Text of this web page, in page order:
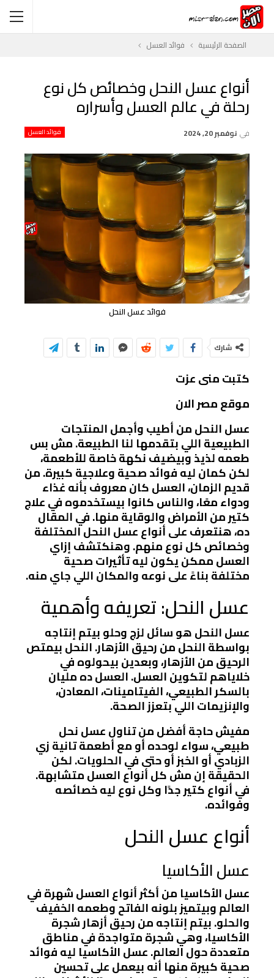
الصفحة الرئيسية فوائد العسل
أنواع عسل النحل وخصائص كل نوع
رحلة في عالم العسل وأسراره
فوائد العسل في نوفمبر 20, 2024
فوائد عسل النحل
شارك
كتبت منى عزت
موقع مصر الان
عسل النحل من أطيب وأجمل المنتجات
الطبيعية اللي بتقدمها لنا الطبيعة. مش بس
طعمه لذيذ وبيضيف نكهة خاصة للأطعمة،
لكن كمان ليه فوائد صحية وعلاجية كبيرة. من
قديم الزمان، العسل كان معروف بأنه غذاء
ودواء معًا، والناس كانوا بيستخدموه في علاج
كتير من الأمراض والوقاية منها. في المقال
ده، هنتعرف على أنواع عسل النحل المختلفة
وخصائص كل نوع منهم. وهنكتشف إزاي
العسل ممكن يكون ليه تأثيرات صحية
مختلفة بناءً على نوعه والمكان اللي جاي منه.
عسل النحل: تعريفه وأهمية
عسل النحل هو سائل لزج وحلو بيتم إنتاجه
بواسطة النحل من رحيق الأزهار. النحل بيمتص
الرحيق من الأزهار، وبعدين بيحولوه في
خلاياهم لتكوين العسل. العسل ده مليان
بالسكر الطبيعي، الفيتامينات، المعادن،
والإنزيمات اللي بتعزز الصحة.
مفيش حاجة أفضل من تناول عسل نحل
طبيعي، سواء لوحده أو مع أطعمة تانية زي
الزبادي أو الخبز أو حتى في الحلويات. لكن
الحقيقة إن مش كل أنواع العسل متشابهة.
في أنواع كتير جدًا وكل نوع ليه خصائصه
وفوائده.
أنواع عسل النحل
عسل الأكاسيا
عسل الأكاسيا من أكثر أنواع العسل شهرة في
العالم وبيتميز بلونه الفاتح وطعمه الخفيف
والحلو. بيتم إنتاجه من رحيق أزهار شجرة
الأكاسيا، وهي شجرة متواجدة في مناطق
متعددة حول العالم. عسل الأكاسيا ليه فوائد
صحية كبيرة منها أنه بيعمل على تحسين